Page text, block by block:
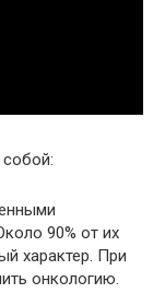
90% от их
характер. При
онкологию.